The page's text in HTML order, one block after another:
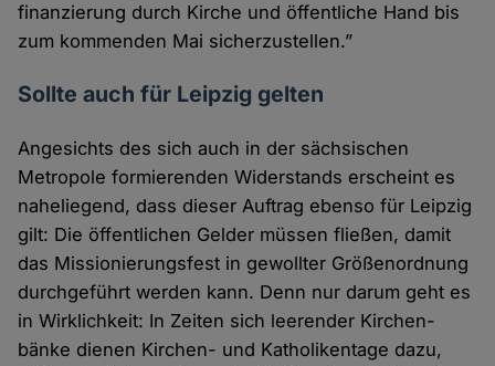
finanzierung durch Kirche und öffent­liche Hand bis
zum kommenden Mai sicher­zustellen.”
Sollte auch für Leipzig gelten
Angesichts des sich auch in der sächsischen
Metropole formierenden Wider­stands er­scheint es
nahe­liegend, dass dieser Auf­trag ebenso für Leipzig
gilt: Die öffentlichen Gelder müssen fließen, damit
das Missionierungs­fest in gewollter Größen­ordnung
durch­geführt werden kann. Denn nur darum geht es
in Wirk­lichkeit: In Zeiten sich leerender Kirchen­
bänke dienen Kirchen- und Katholiken­tage dazu,